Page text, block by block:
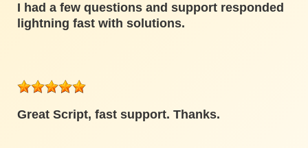
I had a few questions and support responded
lightning fast with solutions.
Great Script, fast support. Thanks.